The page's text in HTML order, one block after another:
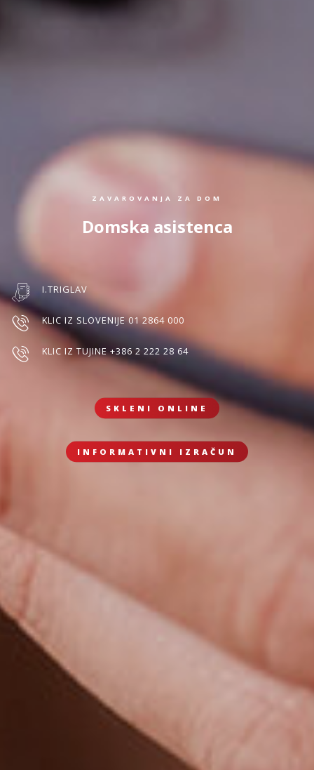
ZAVAROVANJA ZA DOM
Domska asistenca
I.TRIGLAV
KLIC IZ SLOVENIJE 01 2864 000
KLIC IZ TUJINE +386 2 222 28 64
SKLENI ONLINE
INFORMATIVNI IZRAČUN